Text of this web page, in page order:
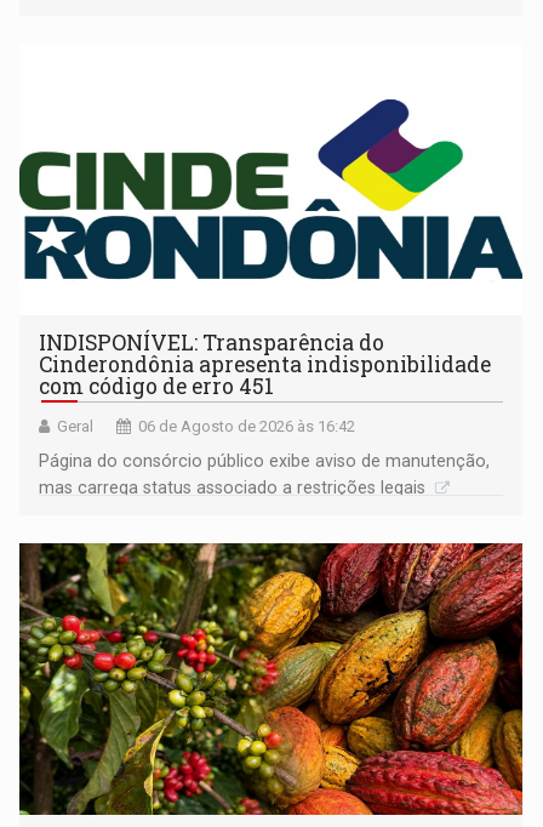
INDISPONÍVEL: Transparência do
Cinderondônia apresenta indisponibilidade
com código de erro 451
Geral 06 de Agosto de 2026 às 16:42
Página do consórcio público exibe aviso de manutenção,
mas carrega status associado a restrições legais